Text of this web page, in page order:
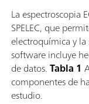
La espectroscopia
SPELEC, que
electroquímica y
software incluye
de datos.Tabla 1
componentes de
estudio.